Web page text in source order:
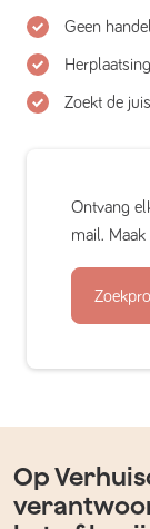
Geen
Zoekt de
Ontvang
mail.
Op